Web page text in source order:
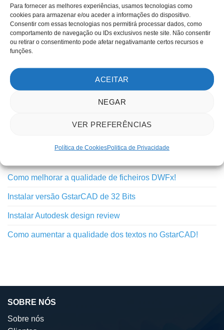
Para fornecer as melhores experiências, usamos tecnologias como
cookies para armazenar e/ou aceder a informações do dispositivo.
Consentir com essas tecnologias nos permitirá processar dados, como
comportamento de navegação ou IDs exclusivos neste site. Não consentir
ou retirar o consentimento pode afetar negativamante certos recursos e
funções.
ACEITAR
NEGAR
VER PREFERÊNCIAS
Política de CookiesPolitica de Privacidade
Interface
Layers
Notícias
Outros
TUTORIAIS RECENTES
Como melhorar a qualidade de ficheiros DWFx!
Instalar versão GstarCAD de 32 Bits
Instalar Autodesk design review
Como aumentar a qualidade dos textos no GstarCAD!
SOBRE NÓS
Sobre nós